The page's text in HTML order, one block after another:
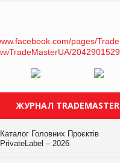
ЖУРНАЛ TRADEMASTER
Каталог Головних Проєктів
PrivateLabel – 2026